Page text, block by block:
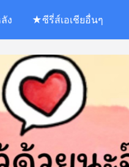
ง ★ซีรี่ส์เอเชียอื่นๆ